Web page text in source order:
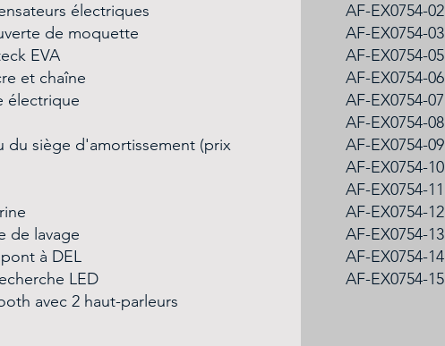
électriques
de moquette
EVA
et chaîne
électrique
du siège d'amortissement (prix
de lavage
à DEL
LED
avec 2 haut-parleurs
AF-EX0754-02
AF-EX0754-03
AF-EX0754-05
AF-EX0754-06
AF-EX0754-07
AF-EX0754-08
AF-EX0754-09
AF-EX0754-10
AF-EX0754-11
AF-EX0754-12
AF-EX0754-13
AF-EX0754-14
AF-EX0754-15